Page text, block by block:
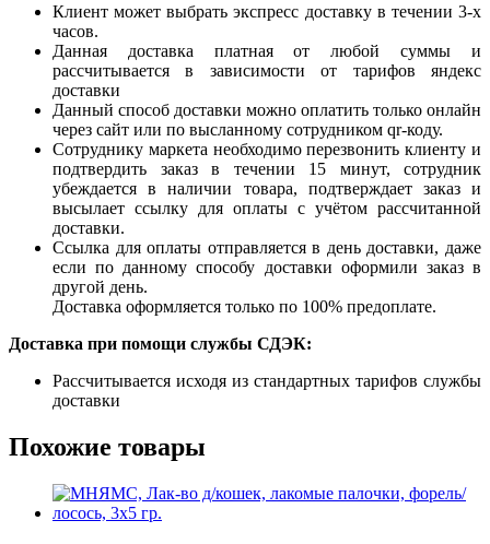
Клиент может выбрать экспресс доставку в течении 3-х
часов.
Данная доставка платная от любой суммы и
рассчитывается в зависимости от тарифов яндекс
доставки
Данный способ доставки можно оплатить только онлайн
через сайт или по высланному сотрудником qr-коду.
Сотруднику маркета необходимо перезвонить клиенту и
подтвердить заказ в течении 15 минут, сотрудник
убеждается в наличии товара, подтверждает заказ и
высылает ссылку для оплаты с учётом рассчитанной
доставки.
Ссылка для оплаты отправляется в день доставки, даже
если по данному способу доставки оформили заказ в
другой день.
Доставка оформляется только по 100% предоплате.
Доставка при помощи службы СДЭК:
Рассчитывается исходя из стандартных тарифов службы
доставки
Похожие товары